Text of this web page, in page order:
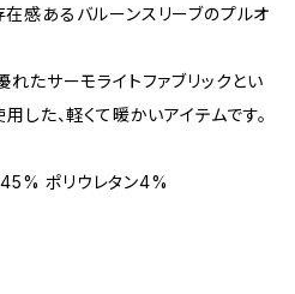
感あるバルーンスリーブのプルオ
たサーモライトファブリックとい
した、軽くて暖かいアイテムです。
ポリウレタン4%